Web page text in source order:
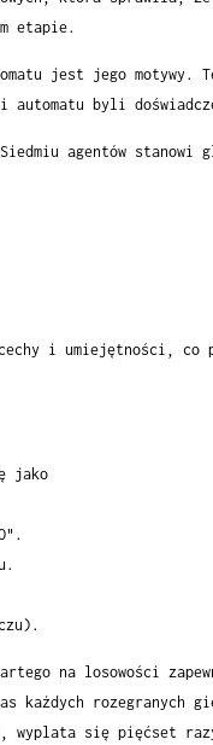
etapie.
jest jego motywy.
automatu byli
agentów stanowi
i umiejętności, co
jako
na losowości
rozegranych
się pięćset